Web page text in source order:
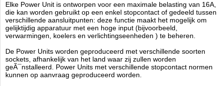
Elke Power Unit is ontworpen voor een maximale belasting van 16A,
die kan worden gebruikt op een enkel stopcontact of gedeeld tussen
verschillende aansluitpunten: deze functie maakt het mogelijk om
gelijktijdig apparatuur met een hoge input (bijvoorbeeld,
verwarmingen, koelers en verlichtingseenheden ) te beheren.
De Power Units worden geproduceerd met verschillende soorten
sockets, afhankelijk van het land waar zij zullen worden
geÃ¯nstalleerd. Power Units met verschillende stopcontact normen
kunnen op aanvraag geproduceerd worden.